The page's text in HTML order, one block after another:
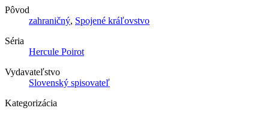
Pôvod
zahraničný, Spojené kráľovstvo
Séria
Hercule Poirot
Vydavateľstvo
Slovenský spisovateľ
Kategorizácia